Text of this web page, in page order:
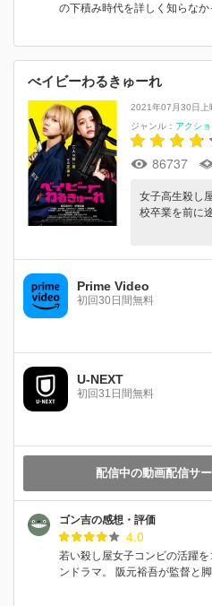
の下積み時代を詳しく知らな
べイビーわるきゅーれ
2021年07月30日上
ジャンル： アクショ
86737
女子高生殺し
校卒業を前に
Prime Video
初回30日間無料
U-NEXT
初回31日間無料
配信中の動画配信サ
ゴン吉の感想・評価
4.0
若い殺し屋女子コンビの活躍
ンドラマ。 阪元裕吾が監督と